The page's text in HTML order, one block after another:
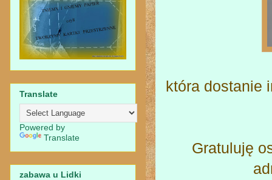
która dostanie
Gratuluję
Translate
Powered by
Translate
zabawa u Lidki